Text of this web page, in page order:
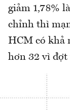
giảm 1,78%
chỉnh thì
HCM có khả
hơn 32 vì